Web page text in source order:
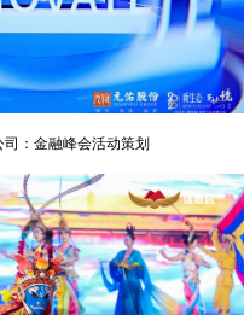
：金融峰会活动策划